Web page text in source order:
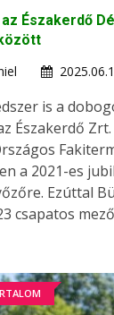
Északerdő
is a
Északerdő
a 2021-es
Ezúttal
csapatos